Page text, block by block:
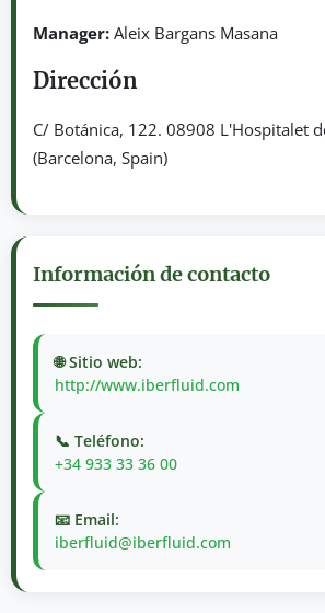
Manager:Aleix Bargans Masana
Dirección
C/ Botánica, 122. 08908 L'Hospitalet
(Barcelona, Spain)
Información de contacto
🌐 Sitio web:
http://www.iberfluid.com
📞 Teléfono:
+34 933 33 36 00
📧 Email:
iberfluid@iberfluid.com